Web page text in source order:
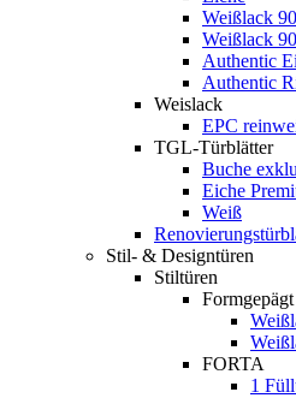
Weißlack
Weißlack
Authentic
Authentic
Weislack
EPC
TGL-Türblätter
Buche
Eiche
Weiß
Stil- & Designtüren
Stiltüren
Formgepägt
FORTA
1